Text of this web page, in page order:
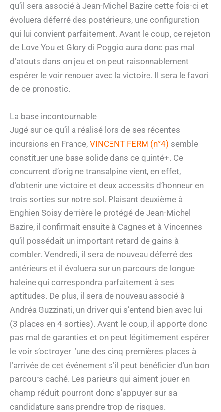
qu’il sera associé à Jean-Michel Bazire cette fois-ci et
évoluera déferré des postérieurs, une configuration
qui lui convient parfaitement. Avant le coup, ce rejeton
de Love You et Glory di Poggio aura donc pas mal
d’atouts dans on jeu et on peut raisonnablement
espérer le voir renouer avec la victoire. Il sera le favori
de ce pronostic.
La base incontournable
Jugé sur ce qu’il a réalisé lors de ses récentes
incursions en France, VINCENT FERM (n°4) semble
constituer une base solide dans ce quinté+. Ce
concurrent d’origine transalpine vient, en effet,
d’obtenir une victoire et deux accessits d’honneur en
trois sorties sur notre sol. Plaisant deuxième à
Enghien Soisy derrière le protégé de Jean-Michel
Bazire, il confirmait ensuite à Cagnes et à Vincennes
qu’il possédait un important retard de gains à
combler. Vendredi, il sera de nouveau déferré des
antérieurs et il évoluera sur un parcours de longue
haleine qui correspondra parfaitement à ses
aptitudes. De plus, il sera de nouveau associé à
Andréa Guzzinati, un driver qui s’entend bien avec lui
(3 places en 4 sorties). Avant le coup, il apporte donc
pas mal de garanties et on peut légitimement espérer
le voir s’octroyer l’une des cinq premières places à
l’arrivée de cet événement s’il peut bénéficier d’un bon
parcours caché. Les parieurs qui aiment jouer en
champ réduit pourront donc s’appuyer sur sa
candidature sans prendre trop de risques.